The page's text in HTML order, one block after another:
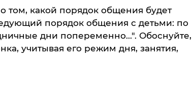
том, какой порядок общения будет
порядок общения с детьми: по
дни попеременно...". Обоснуйте,
учитывая его режим дня, занятия,